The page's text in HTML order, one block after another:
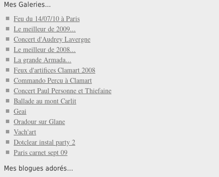
Mes Galeries...
Feu du 14/07/10 à Paris
Le meilleur de 2009...
Concert d'Audrey Lavergne
Le meilleur de 2008...
La grande Armada...
Feux d'artifices Clamart 2008
Commando Percu à Clamart
Concert Paul Personne et Thiefaine
Ballade au mont Carlit
Geai
Oradour sur Glane
Vach'art
Dotclear instal party 2
Paris carnet sept 09
Mes blogues adorés…